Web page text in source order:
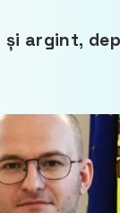
și argint,